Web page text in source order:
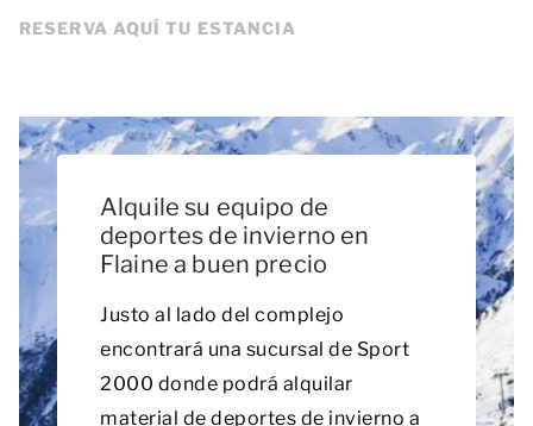
RESERVA AQUÍ TU ESTANCIA
Alquile su equipo de
deportes de invierno en
Flaine a buen precio
Justo al lado del complejo
encontrará una sucursal de Sport
2000 donde podrá alquilar
material de deportes de invierno a